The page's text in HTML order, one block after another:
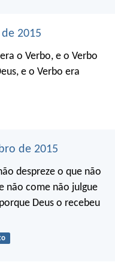
2015
o Verbo, e o Verbo
e o Verbo era
de 2015
despreze o que não
não come não julgue
Deus o recebeu